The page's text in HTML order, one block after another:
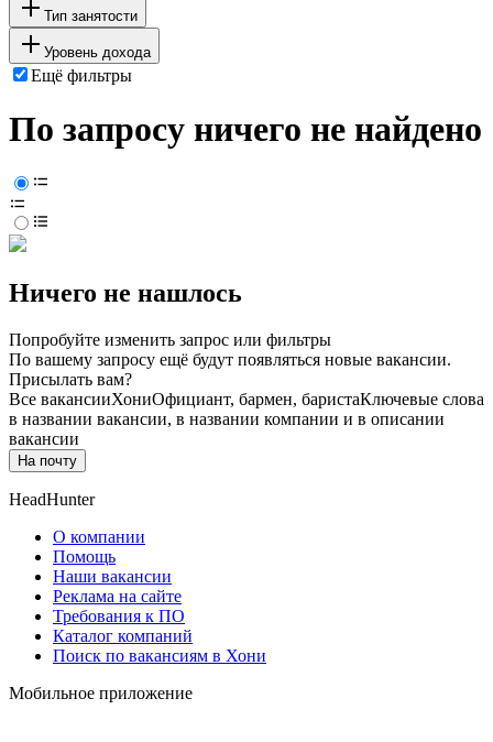
Тип занятости
Уровень дохода
Ещё фильтры
По запросу ничего не найдено
Ничего не нашлось
Попробуйте изменить запрос или фильтры
По вашему запросу ещё будут появляться новые вакансии.
Присылать вам?
Все вакансииХониОфициант, бармен, баристаКлючевые слова
в названии вакансии, в названии компании и в описании
вакансии
На почту
HeadHunter
О компании
Помощь
Наши вакансии
Реклама на сайте
Требования к ПО
Каталог компаний
Поиск по вакансиям в Хони
Мобильное приложение